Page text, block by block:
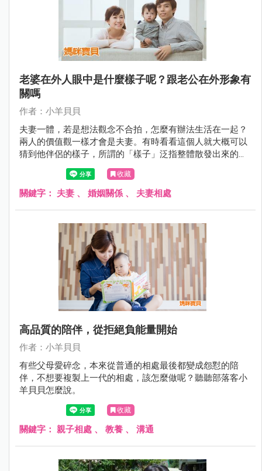
老婆在外人眼中是什麼樣子呢？跟老公在外形象有
關嗎
作者：小羊貝貝
夫妻一體，若是想法觀念不合拍，怎麼有辦法生活在一起？
兩人的價值觀一樣才會是夫妻。有時看看這個人就大概可以
猜到他伴侶的樣子，所謂的「樣子」泛指整體散發出來的感
覺、氣質、說話方式、習慣動作，這樣的說法對嗎？
收藏
關鍵字： 夫妻 、 婚姻關係 、 夫妻相處
高品質的陪伴，從拒絕負能量開始
作者：小羊貝貝
有些父母愛碎念，本來從普通的相處最後都變成怨懟的陪
伴，不想要複製上一代的相處，該怎麼做呢？聽聽部落客小
羊貝貝怎麼說。
收藏
關鍵字： 親子相處 、 教養 、 溝通